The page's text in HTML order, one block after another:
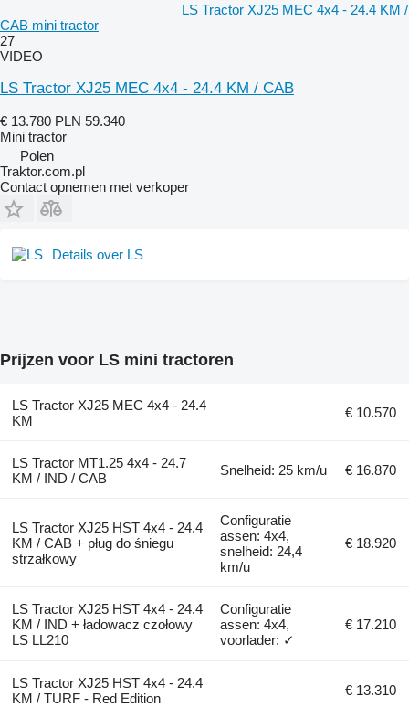
LS Tractor XJ25 MEC 4x4 - 24.4 KM /
CAB mini tractor
27
VIDEO
LS Tractor XJ25 MEC 4x4 - 24.4 KM / CAB
€ 13.780 PLN 59.340
Mini tractor
Polen
Traktor.com.pl
Contact opnemen met verkoper
Details over LS
Prijzen voor LS mini tractoren
LS Tractor XJ25 MEC 4x4 - 24.4
KM
€ 10.570
LS Tractor MT1.25 4x4 - 24.7
KM / IND / CAB
Snelheid: 25 km/u € 16.870
LS Tractor XJ25 HST 4x4 - 24.4
KM / CAB + pług do śniegu
strzałkowy
Configuratie
assen: 4x4,
snelheid: 24,4
km/u
€ 18.920
LS Tractor XJ25 HST 4x4 - 24.4
KM / IND + ładowacz czołowy
LS LL210
Configuratie
assen: 4x4,
voorlader: ✓
€ 17.210
LS Tractor XJ25 HST 4x4 - 24.4
KM / TURF - Red Edition
€ 13.310